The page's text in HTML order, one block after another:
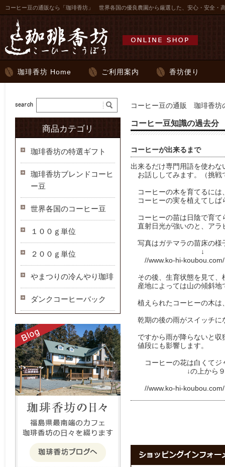
コーヒー豆の通販なら「珈琲香坊」 世界各国の優良農園から厳選した、安心・安全・
珈琲香坊 Home ご利用案内 香坊便り
コーヒー豆の通販 珈琲香坊
コーヒー豆知識の過去分
コーヒーが出来るまで
出来るだけ専門用語を使わ
お話ししてみます。（挑
コーヒーの木を育てるには
コーヒーの実を植えてしば
コーヒーの苗は日陰で育て
直射日光が強いのと、アラ
写真はガテマラの苗床の様
↓
//www.ko-hi-
その後、生育状態を見て、
産地によっては山の傾斜地
植えられたコーヒーの木は
乾期の後の雨がスイッチに
ですから雨が降らないと収
値段にも影響します。
コーヒーの花は白くてジ
↓の上から９つめ
//www.ko-hi-
商品カテゴリ
珈琲香坊の特選ギフト
珈琲香坊ブレンドコーヒ
ー豆
世界各国のコーヒー豆
１００ｇ単位
２００ｇ単位
やまつりの冷んやり珈琲
ダンクコーヒーバック